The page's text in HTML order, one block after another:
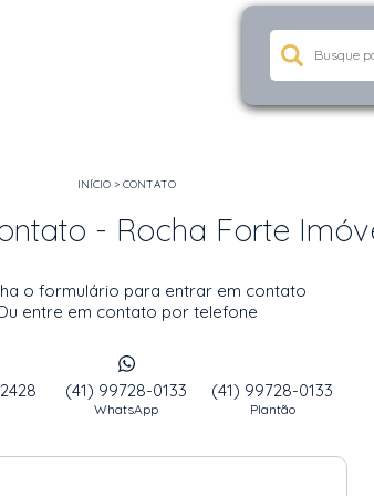
INÍCIO> CONTATO
- Rocha Forte
o formulário para entrar em contato
entre em contato por telefone
(41) 99728-0133
WhatsApp
(41) 99728-0133
Plantão